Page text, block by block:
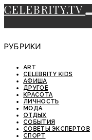
CELEBRITY.TV
РУБРИКИ
ART
CELEBRITY KIDS
АФИША
ДРУГОЕ
КРАСОТА
ЛИЧНОСТЬ
МОДА
ОТДЫХ
СОБЫТИЯ
СОВЕТЫ ЭКСПЕРТОВ
СПОРТ